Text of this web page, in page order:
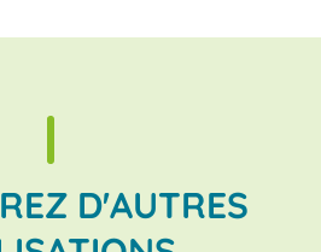
D'AUTRES